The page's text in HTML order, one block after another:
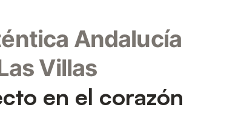
Andalucía
Villas
en el corazón